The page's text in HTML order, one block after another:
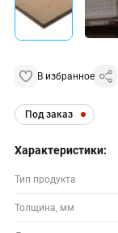
В избранное
Под заказ
Характеристики:
Тип продукта
Толщина, мм